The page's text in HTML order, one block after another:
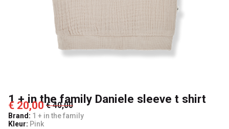
Lancelot
1 + in the family Daniele sleeve t shirt
€ 20,00 € 40,00
Brand: 1 + in the family
Kleur: Pink